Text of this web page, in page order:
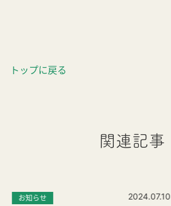
トップに戻る
関連記事
お知らせ
2024.07.10